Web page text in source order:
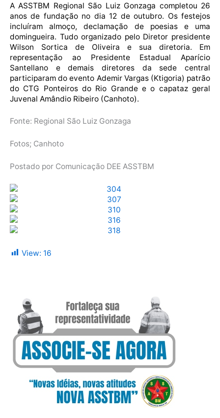
A ASSTBM Regional São Luiz Gonzaga completou 26
anos de fundação no dia 12 de outubro. Os festejos
incluíram almoço, declamação de poesias e uma
domingueira. Tudo organizado pelo Diretor presidente
Wilson Sortica de Oliveira e sua diretoria. Em
representação ao Presidente Estadual Aparício
Santellano e demais diretores da sede central
participaram do evento Ademir Vargas (Ktigoria) patrão
do CTG Ponteiros do Rio Grande e o capataz geral
Juvenal Amândio Ribeiro (Canhoto).
Fonte: Regional São Luiz Gonzaga
Fotos; Canhoto
Postado por Comunicação DEE ASSTBM
View: 16